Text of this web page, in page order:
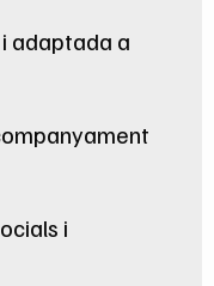
adaptada a
i